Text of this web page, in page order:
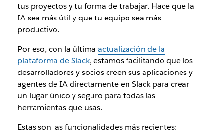
tus proyectos y tu forma de trabajar. Hace que la
IA sea más útil y que tu equipo sea más
productivo.
Por eso, con la última actualización de la
plataforma de Slack, estamos facilitando que los
desarrolladores y socios creen sus aplicaciones y
agentes de IA directamente en Slack para crear
un lugar único y seguro para todas las
herramientas que usas.
Estas son las funcionalidades más recientes: